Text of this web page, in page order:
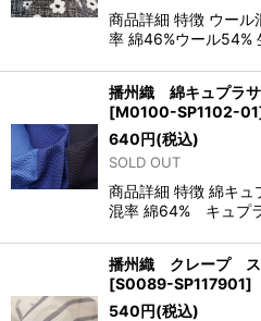
商品詳細 特徴 ウール
率 綿46%ウール54%
播州織 綿キュプラ
[M0100-SP1102-01
640円(税込)
SOLD OUT
商品詳細 特徴 綿キ
混率 綿64% キュプ
播州織 クレープ ス
[S0089-SP117901]
540円(税込)